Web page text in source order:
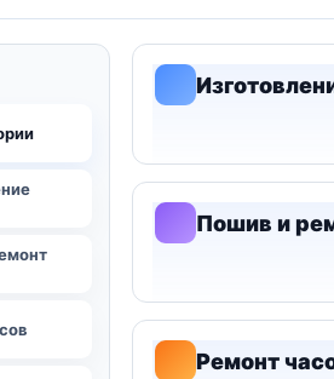
Пошив и
Ремонт